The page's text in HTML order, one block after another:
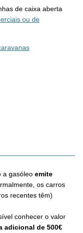
de caixa aberta
ou de
a gasóleo emite
os carros
recentes têm)
conhecer o valor
adicional de 500€